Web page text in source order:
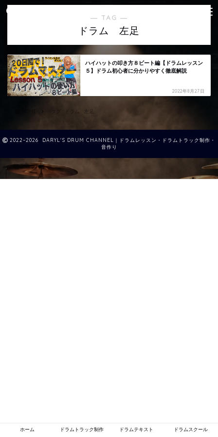
― TAG ―
ドラム 左足
ハイハットの叩き方８ビート編【ドラムレッスン
５】ドラム初心者に分かりやすく徹底解説
2022年8月27日
タグ : ドラム 左足
2022–2026 DARYL'S DRUM CHANNEL｜ドラムレッスン・ドラムトラック制作・
音作り
ホーム ドラムトラック制作 ドラムテキスト ドラムスクール